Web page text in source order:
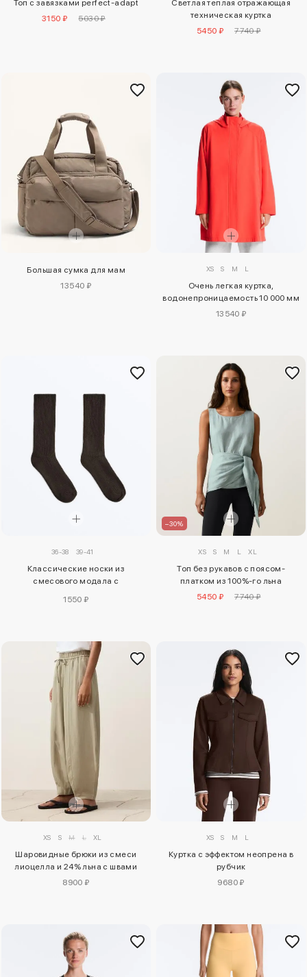
Топ с завязками perfect-adapt
3150 ₽
5030 ₽
Светлая теплая отражающая
техническая куртка
5450 ₽
7740 ₽
Большая сумка для мам
13540 ₽
XS S M L
Очень легкая куртка,
водонепроницаемость 10 000 мм
13540 ₽
36-38 39-41
Классические носки из
смесового модала с
1550 ₽
–30%
XS S M L XL
Топ без рукавов с поясом-
платком из 100%-го льна
5450 ₽
7740 ₽
XS S M L XL
Шаровидные брюки из смеси
лиоцелла и 24% льна с швами
8900 ₽
XS S M L
Куртка с эффектом неопрена в
рубчик
9680 ₽